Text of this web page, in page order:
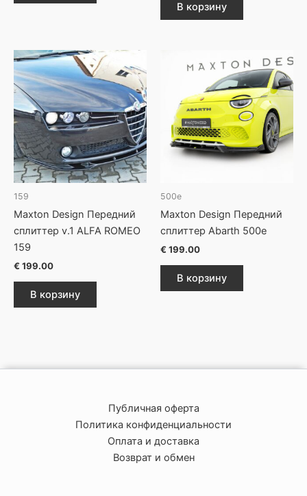
В корзину
159
Maxton Design Передний
сплиттер v.1 ALFA ROMEO
159
€ 199.00
В корзину
500e
Maxton Design Передний
сплиттер Abarth 500e
€ 199.00
В корзину
Публичная оферта
Политика конфиденциальности
Оплата и доставка
Возврат и обмен